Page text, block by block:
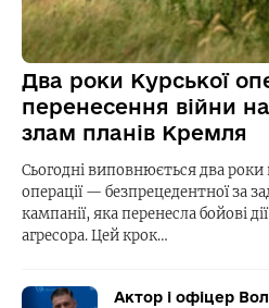
Два роки Курської
перенесення війни
злам планів Кремля
Сьогодні виповнюється два роки
операції — безпрецедентної за
кампанії, яка перенесла бойові
агресора. Цей крок…
Актор і офіцер